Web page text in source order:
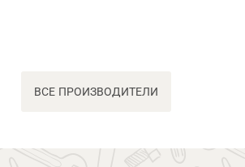
ВСЕ ПРОИЗВОДИТЕЛИ